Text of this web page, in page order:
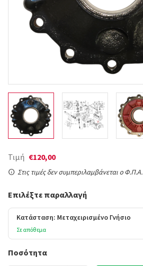
Τιμή €120,00
Στις τιμές δεν συμπεριλαμβάνεται ο Φ.Π.Α.
Επιλέξτε παραλλαγή
Κατάσταση: Μεταχειρισμένο Γνήσιο
Σε απόθεμα
Ποσότητα